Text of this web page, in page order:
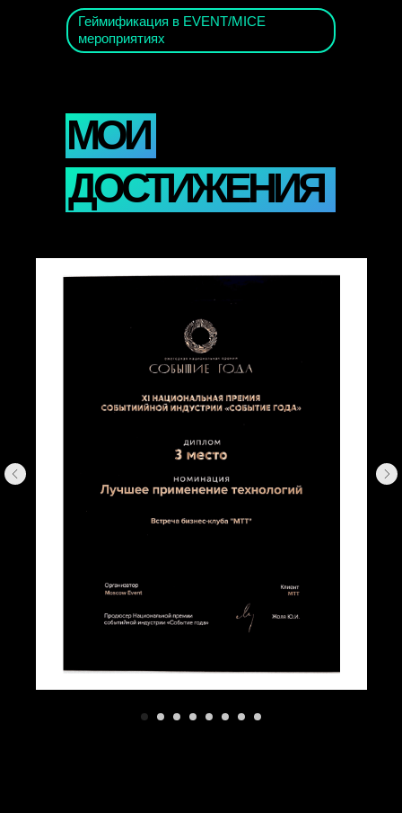
Геймификация в EVENT/MICE
мероприятиях
МОИ
ДОСТИЖЕНИЯ